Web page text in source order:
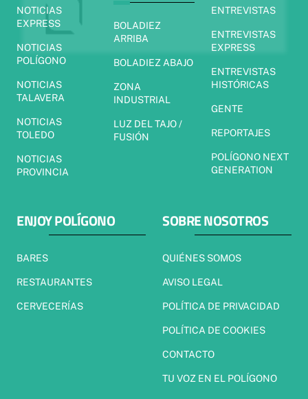
NOTICIAS
EXPRESS
NOTICIAS
POLÍGONO
NOTICIAS
TALAVERA
NOTICIAS
TOLEDO
NOTICIAS
PROVINCIA
BOLADIEZ
ARRIBA
BOLADIEZ ABAJO
ZONA
INDUSTRIAL
LUZ DEL TAJO /
FUSIÓN
ENTREVISTAS
ENTREVISTAS
EXPRESS
ENTREVISTAS
HISTÓRICAS
GENTE
REPORTAJES
POLÍGONO NEXT
GENERATION
ENJOY POLÍGONO
BARES
RESTAURANTES
CERVECERÍAS
SOBRE NOSOTROS
QUIÉNES SOMOS
AVISO LEGAL
POLÍTICA DE PRIVACIDAD
POLÍTICA DE COOKIES
CONTACTO
TU VOZ EN EL POLÍGONO